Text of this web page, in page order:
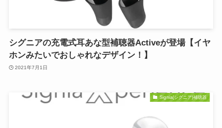
シグニアの充電式耳あな型補聴器Activeが登場【イヤ
ホンみたいでおしゃれなデザイン！】
2021年7月1日
Signia(シグニア)補聴器